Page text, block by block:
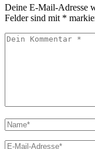
Deine E-Mail-Adresse
Felder sind mit *